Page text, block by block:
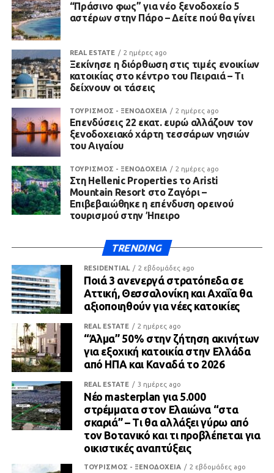
“Πράσινο φως” για νέο ξενοδοχείο 5
αστέρων στην Πάρο – Δείτε πού θα γίνει
REAL ESTATE 2 ημέρες ago
Ξεκίνησε η διόρθωση στις τιμές ενοικίων
κατοικίας στο κέντρο του Πειραιά – Τι
δείχνουν οι τάσεις
ΤΟΥΡΙΣΜΟΣ - ΞΕΝΟΔΟΧΕΙΑ 2 ημέρες ago
Επενδύσεις 22 εκατ. ευρώ αλλάζουν τον
ξενοδοχειακό χάρτη τεσσάρων νησιών
του Αιγαίου
ΤΟΥΡΙΣΜΟΣ - ΞΕΝΟΔΟΧΕΙΑ 2 ημέρες ago
Στη Hellenic Properties το Aristi
Mountain Resort στο Ζαγόρι –
Επιβεβαιώθηκε η επένδυση ορεινού
τουρισμού στην Ήπειρο
TRENDING
RESIDENTIAL 2 εβδομάδες ago
Ποιά 3 ανενεργά στρατόπεδα σε
Αττική, Θεσσαλονίκη και Αχαΐα θα
αξιοποιηθούν για νέες κατοικίες
REAL ESTATE 2 ημέρες ago
“Άλμα” 50% στην ζήτηση ακινήτων
για εξοχική κατοικία στην Ελλάδα
από ΗΠΑ και Καναδά το 2026
REAL ESTATE 3 ημέρες ago
Νέο masterplan για 5.000
στρέμματα στον Ελαιώνα “στα
σκαριά” – Τι θα αλλάξει γύρω από
τον Βοτανικό και τι προβλέπεται για
οικιστικές αναπτύξεις
ΤΟΥΡΙΣΜΟΣ - ΞΕΝΟΔΟΧΕΙΑ 2 εβδομάδες ago